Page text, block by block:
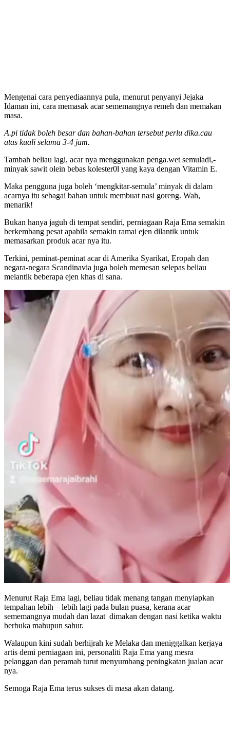
Mengenai cara penyediaannya pula, menurut penyanyi Jejaka
Idaman ini, cara memasak acar sememangnya remeh dan memakan
masa.
A.pi tidak boleh besar dan bahan-bahan tersebut perlu dika.cau
atas kuali selama 3-4 jam.
Tambah beliau lagi, acar nya menggunakan penga.wet semuladi,-
minyak sawit olein bebas kolester0l yang kaya dengan Vitamin E.
Maka pengguna juga boleh ‘mengkitar-semula’ minyak di dalam
acarnya itu sebagai bahan untuk membuat nasi goreng. Wah,
menarik!
Bukan hanya jaguh di tempat sendiri, perniagaan Raja Ema semakin
berkembang pesat apabila semakin ramai ejen dilantik untuk
memasarkan produk acar nya itu.
Terkini, peminat-peminat acar di Amerika Syarikat, Eropah dan
negara-negara Scandinavia juga boleh memesan selepas beliau
melantik beberapa ejen khas di sana.
Menurut Raja Ema lagi, beliau tidak menang tangan menyiapkan
tempahan lebih – lebih lagi pada bulan puasa, kerana acar
sememangnya mudah dan lazat dimakan dengan nasi ketika waktu
berbuka mahupun sahur.
Walaupun kini sudah berhijrah ke Melaka dan meniggalkan kerjaya
artis demi perniagaan ini, personaliti Raja Ema yang mesra
pelanggan dan peramah turut menyumbang peningkatan jualan acar
nya.
Semoga Raja Ema terus sukses di masa akan datang.